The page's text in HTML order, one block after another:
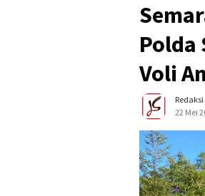
Polda
Voli
Redaksi
22 Mei